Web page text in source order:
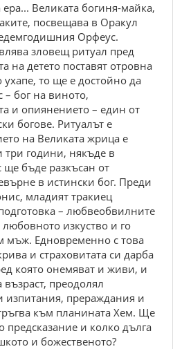
Великата богиня-майка,
посвещава в Оракул
Орфеус.
зловещ ритуал пред
на детето поставят отровна
то ще е достойно да
бог на виното,
и опиянението – един от
богове. Ритуалът е
на Великата жрица е
три години, някъде в
бъде разкъсан от
в истински бог. Преди
младият тракиец
– любвеобвилните
изкуство и го
мъж. Едновременно с това
и страховитата си дарба
която онемяват и живи, и
преодолял
прераждания и
към планината Хем. Ще
предсказание и колко дълга
и божественото?